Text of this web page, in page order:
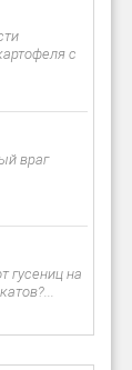
с
враг
гусениц на